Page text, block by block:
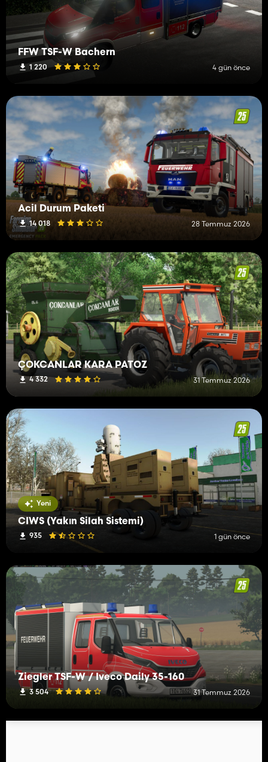
FFW TSF-W Bachern
1 220 4 gün önce
Acil Durum Paketi
14 018 28 Temmuz 2026
ÇOKCANLAR KARA PATOZ
4 332 31 Temmuz 2026
Yeni
CIWS (Yakın Silah Sistemi)
935 1 gün önce
Ziegler TSF-W / Iveco Daily 35-160
3 504 31 Temmuz 2026